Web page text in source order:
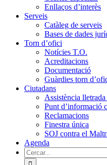
Enllaços d’interès
Serveis
Catàleg de serveis
Bases de dades
Torn d’ofici
Notícies T.O.
Acreditacions
Documentació
Guàrdies torn
Ciutadans
Assistència
Punt d’informació
Reclamacions
Finestra única
SOJ contra el
Agenda
Cerca
…